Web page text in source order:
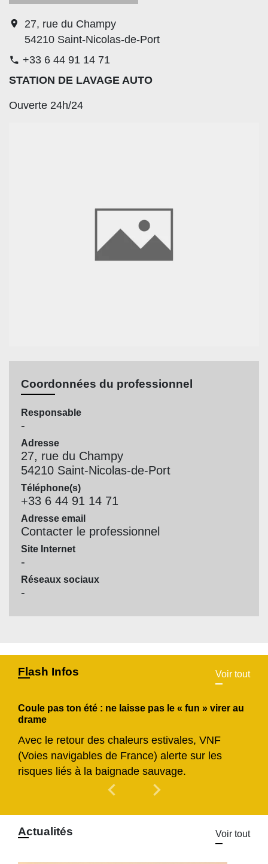
location_on
27, rue du Champy
54210 Saint-Nicolas-de-Port
phone +33 6 44 91 14 71
STATION DE LAVAGE AUTO
Ouverte 24h/24
Coordonnées du professionnel
Responsable
-
Adresse
27, rue du Champy
54210 Saint-Nicolas-de-Port
Téléphone(s)
+33 6 44 91 14 71
Adresse email
Contacter le professionnel
Site Internet
-
Réseaux sociaux
-
Flash Infos Voir tout
Coule pas ton été : ne laisse pas le « fun » virer au
drame
Avec le retour des chaleurs estivales, VNF
(Voies navigables de France) alerte sur les
risques liés à la baignade sauvage.
chevron_left Previous
chevron_right
Actualités Voir tout